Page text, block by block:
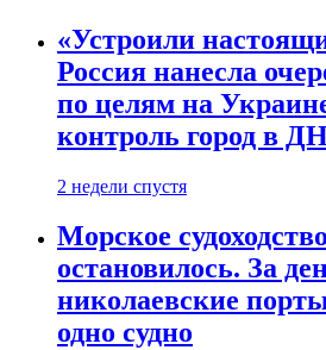
«Устроили
Россия нанесла
по целям на
контроль город в
2 недели спустя
Морское
остановилось. За
николаевские
одно судно